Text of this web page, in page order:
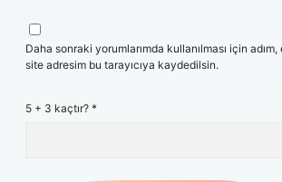
Daha sonraki yorumlarımda kullanılması için
site adresim bu tarayıcıya kaydedilsin.
5 + 3 kaçtır? *